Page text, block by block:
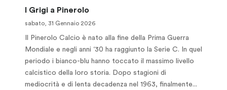
I Grigi a Pinerolo
sabato, 31 Gennaio 2026
Il Pinerolo Calcio è nato alla fine della Prima Guerra
Mondiale e negli anni ‘30 ha raggiunto la Serie C. In quel
periodo i bianco-blu hanno toccato il massimo livello
calcistico della loro storia. Dopo stagioni di
mediocrità e di lenta decadenza nel 1963, finalmente...